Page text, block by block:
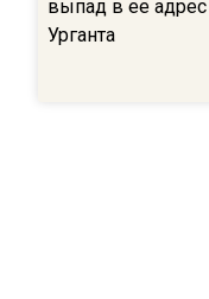
выпад в ее
Урганта